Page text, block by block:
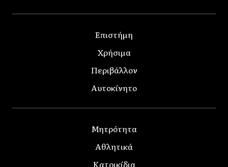
Επιστήμη
Χρήσιμα
Περιβάλλον
Αυτοκίνητο
Μητρότητα
Αθλητικά
Κατοικίδια